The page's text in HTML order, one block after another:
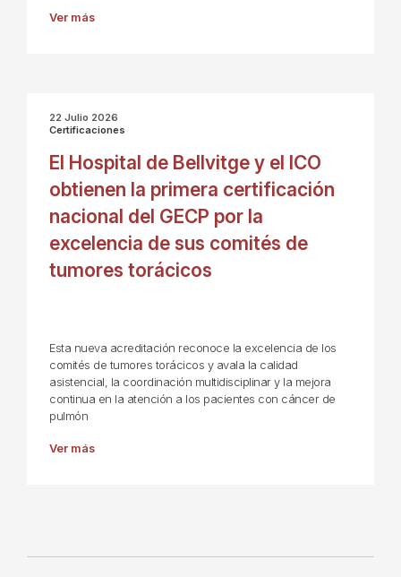
Ver más
22 Julio 2026
Certificaciones
El Hospital de Bellvitge y el ICO
obtienen la primera certificación
nacional del GECP por la
excelencia de sus comités de
tumores torácicos
Esta nueva acreditación reconoce la excelencia de los
comités de tumores torácicos y avala la calidad
asistencial, la coordinación multidisciplinar y la mejora
continua en la atención a los pacientes con cáncer de
pulmón
Ver más